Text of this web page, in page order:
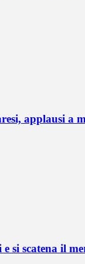
applausi a
si scatena il